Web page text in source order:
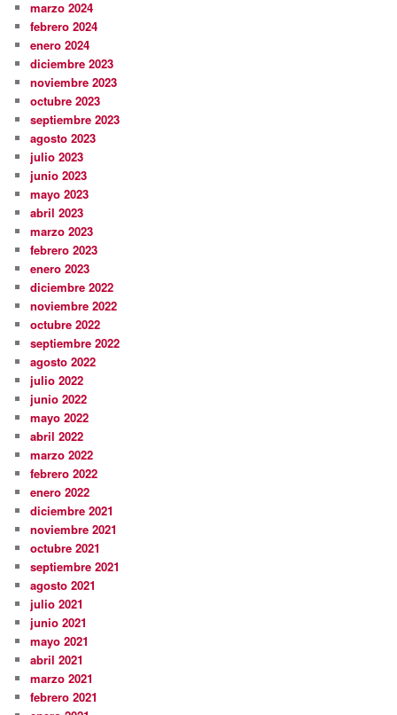
marzo 2024
febrero 2024
enero 2024
diciembre 2023
noviembre 2023
octubre 2023
septiembre 2023
agosto 2023
julio 2023
junio 2023
mayo 2023
abril 2023
marzo 2023
febrero 2023
enero 2023
diciembre 2022
noviembre 2022
octubre 2022
septiembre 2022
agosto 2022
julio 2022
junio 2022
mayo 2022
abril 2022
marzo 2022
febrero 2022
enero 2022
diciembre 2021
noviembre 2021
octubre 2021
septiembre 2021
agosto 2021
julio 2021
junio 2021
mayo 2021
abril 2021
marzo 2021
febrero 2021